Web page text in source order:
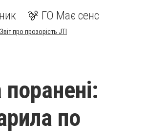
ГО Має сенс
Звіт про прозорість JTI
по